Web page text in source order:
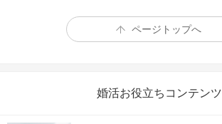
Googlemapに切り替え
ページトップへ
婚活お役立ちコンテンツ